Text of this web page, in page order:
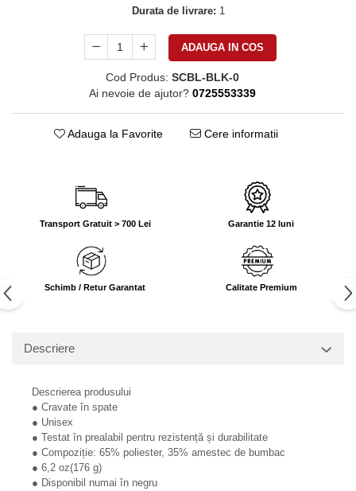
Durata de livrare: 1
ADAUGA IN COS
Cod Produs: SCBL-BLK-0
Ai nevoie de ajutor? 0725553339
Adauga la Favorite Cere informatii
Transport Gratuit > 700 Lei Garantie 12 luni
Schimb / Retur Garantat Calitate Premium
Descriere
Descrierea produsului
● Cravate în spate
● Unisex
● Testat în prealabil pentru rezistență și durabilitate
● Compoziție: 65% poliester, 35% amestec de bumbac
● 6,2 oz(176 g)
● Disponibil numai în negru